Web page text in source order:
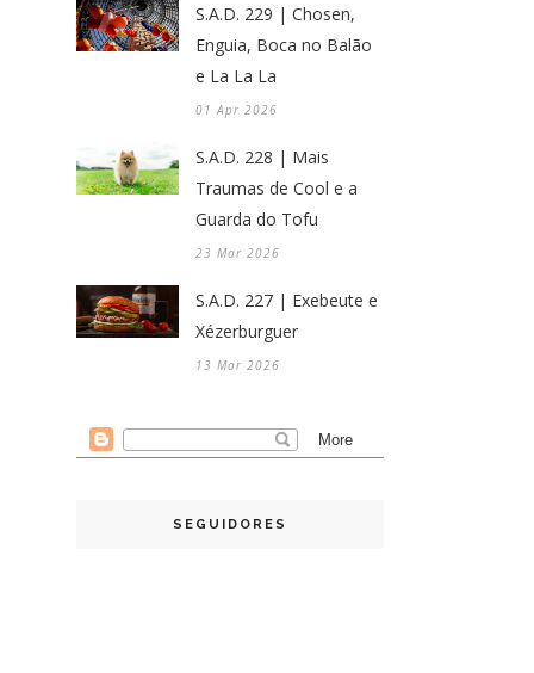
S.A.D. 229 | Chosen,
Enguia, Boca no Balão
e La La La
01 Apr 2026
S.A.D. 228 | Mais
Traumas de Cool e a
Guarda do Tofu
23 Mar 2026
S.A.D. 227 | Exebeute e
Xézerburguer
13 Mar 2026
SEGUIDORES